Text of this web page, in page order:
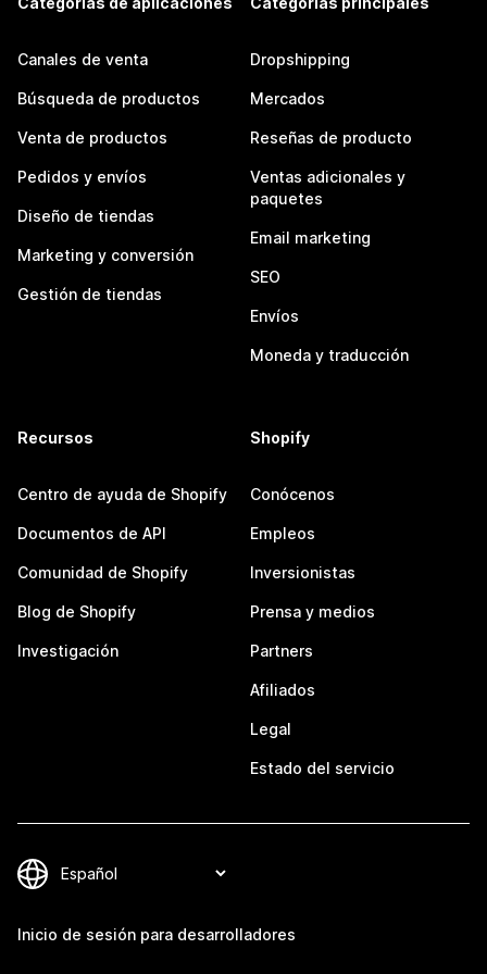
Canales de venta
Búsqueda de productos
Venta de productos
Pedidos y envíos
Diseño de tiendas
Marketing y conversión
Gestión de tiendas
Dropshipping
Mercados
Reseñas de producto
Ventas adicionales y
paquetes
Email marketing
SEO
Envíos
Moneda y traducción
Recursos
Centro de ayuda de Shopify
Documentos de API
Comunidad de Shopify
Blog de Shopify
Investigación
Shopify
Conócenos
Empleos
Inversionistas
Prensa y medios
Partners
Afiliados
Legal
Estado del servicio
Inicio de sesión para desarrolladores